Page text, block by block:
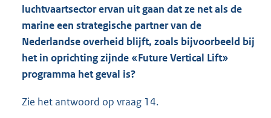
luchtvaartsector ervan uit gaan dat ze net als de
marine een strategische partner van de
Nederlandse overheid blijft, zoals bijvoorbeeld bij
het in oprichting zijnde «Future Vertical Lift»
programma het geval is?
Zie het antwoord op vraag 14.